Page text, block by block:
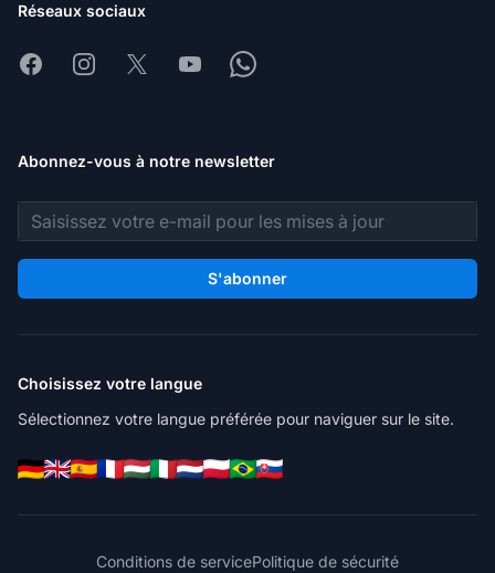
Réseaux sociaux
FacebookInstagram
X YoutubeWhatsapp
Abonnez-vous à notre newsletter
Adresse e-mail
S'abonner
Choisissez votre langue
Sélectionnez votre langue préférée pour naviguer sur le site.
Conditions de servicePolitique de sécurité